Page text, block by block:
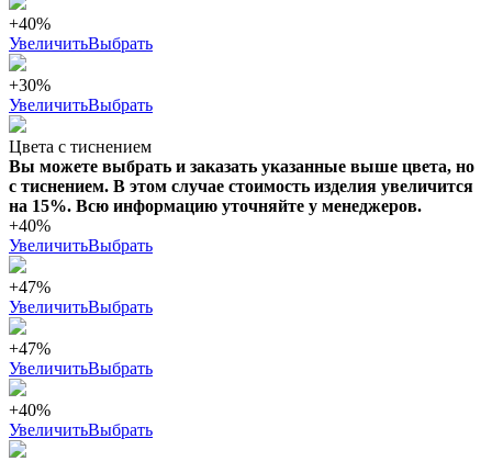
+40%
УвеличитьВыбрать
+30%
УвеличитьВыбрать
Цвета с тиснением
Вы можете выбрать и заказать указанные выше цвета, но
с тиснением. В этом случае стоимость изделия увеличится
на 15%. Всю информацию уточняйте у менеджеров.
+40%
УвеличитьВыбрать
+47%
УвеличитьВыбрать
+47%
УвеличитьВыбрать
+40%
УвеличитьВыбрать